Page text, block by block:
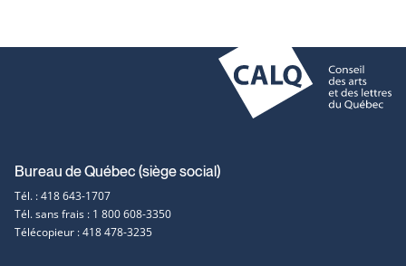
Coordonnées
et
contact
Bureau de Québec (siège social)
Tél. : 418 643-1707
Tél. sans frais : 1 800 608-3350
Télécopieur : 418 478-3235